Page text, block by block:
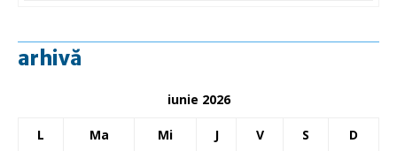
arhivă
iunie 2026
L Ma Mi J V S D